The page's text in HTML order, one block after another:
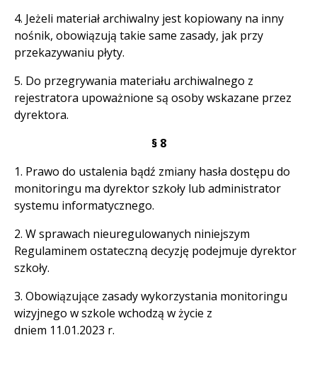
4. Jeżeli materiał archiwalny jest kopiowany na inny
nośnik, obowiązują takie same zasady, jak przy
przekazywaniu płyty.
5. Do przegrywania materiału archiwalnego z
rejestratora upoważnione są osoby wskazane przez
dyrektora.
§ 8
1. Prawo do ustalenia bądź zmiany hasła dostępu do
monitoringu ma dyrektor szkoły lub administrator
systemu informatycznego.
2. W sprawach nieuregulowanych niniejszym
Regulaminem ostateczną decyzję podejmuje dyrektor
szkoły.
3. Obowiązujące zasady wykorzystania monitoringu
wizyjnego w szkole wchodzą w życie z
dniem 11.01.2023 r.